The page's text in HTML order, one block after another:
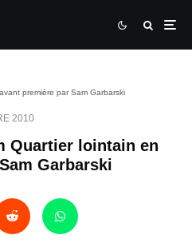
première par Sam Garbarski
2010
Quartier lointain en
Garbarski